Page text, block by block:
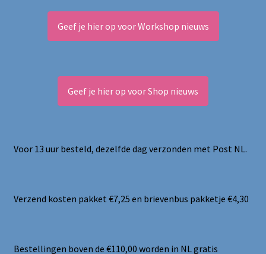
Geef je hier op voor Workshop nieuws
Geef je hier op voor Shop nieuws
Voor 13 uur besteld, dezelfde dag verzonden met Post NL.
Verzend kosten pakket €7,25 en brievenbus pakketje €4,30
Bestellingen boven de €110,00 worden in NL gratis